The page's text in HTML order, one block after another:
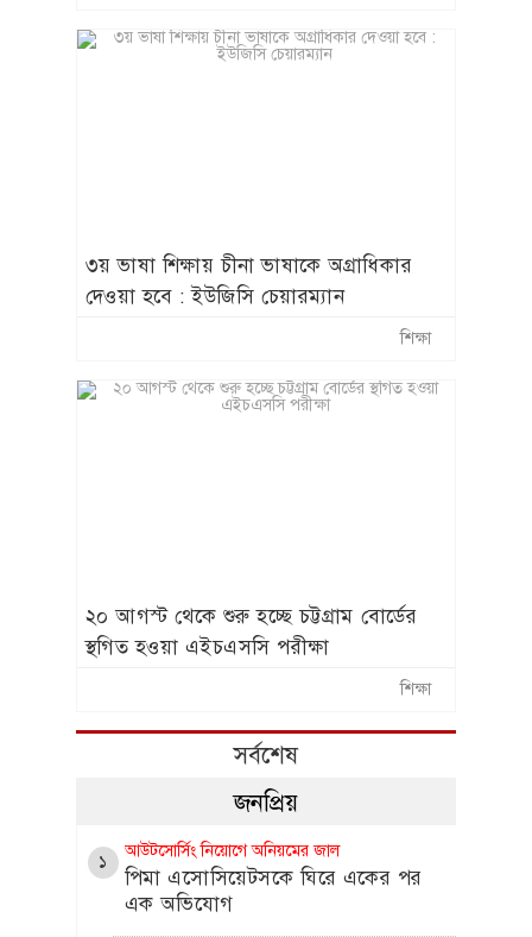
৩য় ভাষা শিক্ষায় চীনা ভাষাকে অগ্রাধিকার
দেওয়া হবে : ইউজিসি চেয়ারম্যান
শিক্ষা
২০ আগস্ট থেকে শুরু হচ্ছে চট্টগ্রাম বোর্ডের
স্থগিত হওয়া এইচএসসি পরীক্ষা
শিক্ষা
সর্বশেষ
জনপ্রিয়
১
আউটসোর্সিং নিয়োগে অনিয়মের জাল
পিমা এসোসিয়েটসকে ঘিরে একের পর
এক অভিযোগ